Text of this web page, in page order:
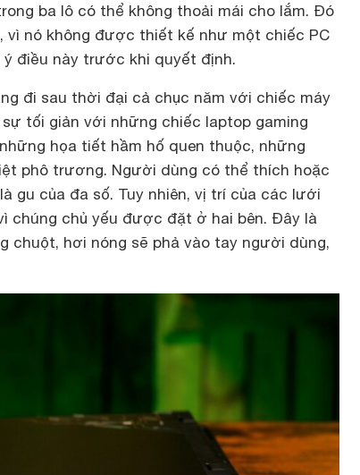
ba lô có thể không thoải mái cho lắm. Đó
vì nó không được thiết kế như một chiếc PC
điều này trước khi quyết định.
đi sau thời đại cả chục năm với chiếc máy
tối giản với những chiếc laptop gaming
họa tiết hầm hố quen thuộc, những
phô trương. Người dùng có thể thích hoặc
gu của đa số. Tuy nhiên, vị trí của các lưới
chúng chủ yếu được đặt ở hai bên. Đây là
chuột, hơi nóng sẽ phả vào tay người dùng,